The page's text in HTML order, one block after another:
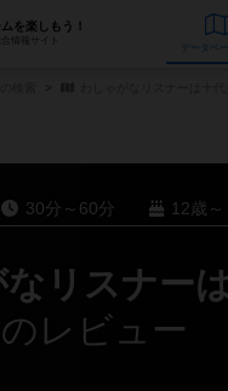
を楽しもう！
情報サイト
30分～60分 12歳～
リスナー
レビュー